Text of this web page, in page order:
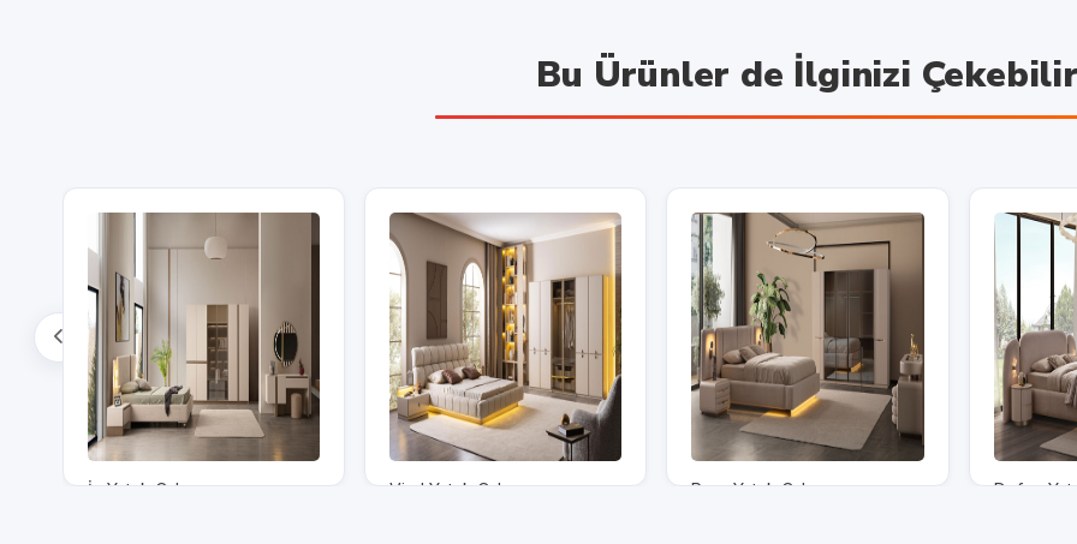
Bu Ürünler de İlginizi Çekebilir
İz Yatak Odası Viral Yatak Odası Pera Yatak Odası Defne